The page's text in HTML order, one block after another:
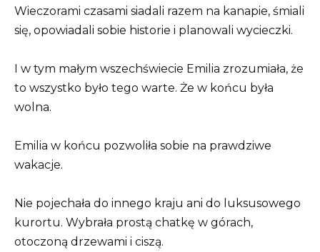
Wieczorami czasami siadali razem na kanapie, śmiali
się, opowiadali sobie historie i planowali wycieczki.
I w tym małym wszechświecie Emilia zrozumiała, że
​​to wszystko było tego warte. Że w końcu była
wolna.
Emilia w końcu pozwoliła sobie na prawdziwe
wakacje.
Nie pojechała do innego kraju ani do luksusowego
kurortu. Wybrała prostą chatkę w górach,
otoczoną drzewami i ciszą.